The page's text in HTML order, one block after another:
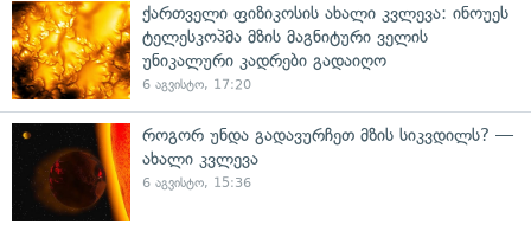
ქართველი ფიზიკოსის ახალი კვლევა: ინოუეს
ტელესკოპმა მზის მაგნიტური ველის
უნიკალური კადრები გადაიღო
6 აგვისტო, 17:20
როგორ უნდა გადავურჩეთ მზის სიკვდილს? —
ახალი კვლევა
6 აგვისტო, 15:36